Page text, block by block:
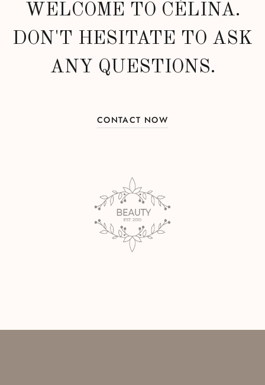
WELCOME TO CÉLINA.
DON'T HESITATE TO ASK
ANY QUESTIONS.
CONTACT NOW